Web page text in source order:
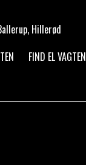
Hillerød
FIND EL VAGTEN